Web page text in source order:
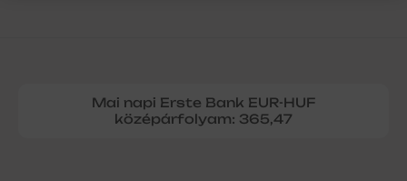
Mai napi Erste Bank EUR-HUF
középárfolyam: 365,47